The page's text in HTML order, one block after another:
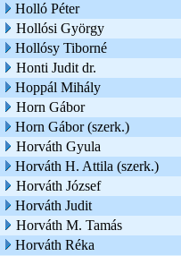
Holló Péter
Hollósi György
Hollósy Tiborné
Honti Judit dr.
Hoppál Mihály
Horn Gábor
Horn Gábor (szerk.)
Horváth Gyula
Horváth H. Attila (szerk.)
Horváth József
Horváth Judit
Horváth M. Tamás
Horváth Réka